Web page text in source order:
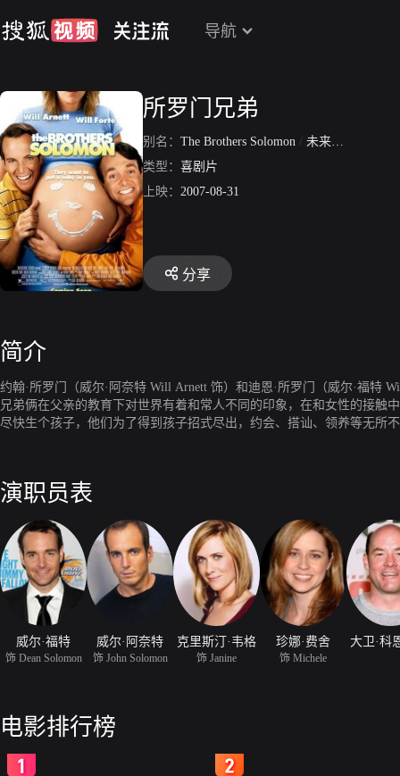
导航
所罗门兄弟
别名： The Brothers Solomon / 未来密码46
类型： 喜剧片
上映： 2007-08-31
分享
简介
约翰·所罗门（威尔·阿奈特 Will Arnett 饰）和迪恩·所罗门（威尔·福特
兄弟俩在父亲的教育下对世界有着和常人不同的印象，在和女性的接
尽快生个孩子，他们为了得到孩子招式尽出，约会、搭讪、领养等无所
演职员表
威尔·福特
饰 Dean Solomon
威尔·阿奈特
饰 John Solomon
克里斯汀·韦格
饰 Janine
珍娜·费舍
饰 Michele
大卫·科
电影排行榜